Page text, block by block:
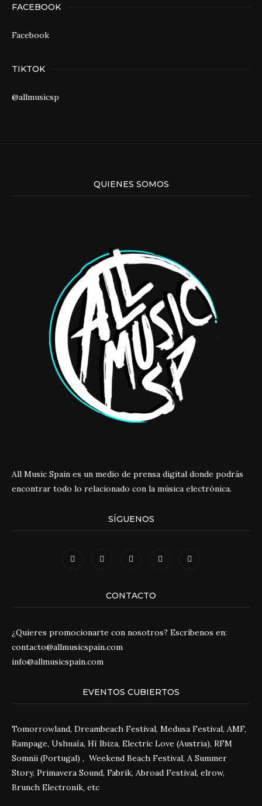
FACEBOOK
Facebook
TIKTOK
@allmusicsp
QUIENES SOMOS
All Music Spain es un medio de prensa digital donde podrás
encontrar todo lo relacionado con la música electrónica.
SÍGUENOS
CONTACTO
¿Quieres promocionarte con nosotros? Escríbenos en:
contacto@allmusicspain.com
info@allmusicspain.com
EVENTOS CUBIERTOS
Tomorrowland, Dreambeach Festival, Medusa Festival, AMF,
Rampage, Ushuaïa, Hï Ibiza, Electric Love (Austria), RFM
Somnii (Portugal) , Weekend Beach Festival, A Summer
Story, Primavera Sound, Fabrik, Abroad Festival, elrow,
Brunch Electronik, etc